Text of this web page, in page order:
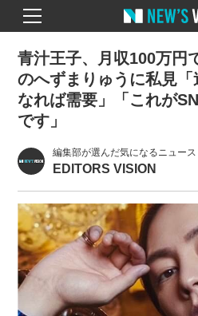
編集部が選んだ気になるニュース
EDITORS VISION
青汁王子、月収100万円
のへずまりゅうに私見
なれば需要」「これが
です」